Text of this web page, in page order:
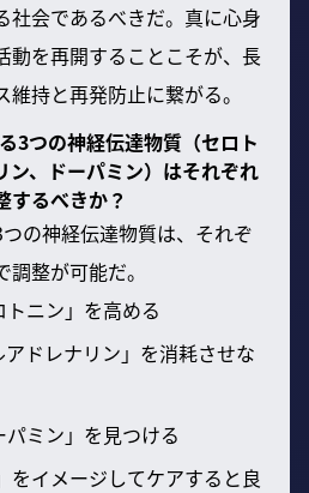
社会であるべきだ。真に心身
動を再開することこそが、長
持と再発防止に繋がる。
3つの神経伝達物質（セロト
ン、ドーパミン）はそれぞれ
するべきか？
の神経伝達物質は、それぞ
整が可能だ。
ニン」を高める
ドレナリン」を消耗させな
ミン」を見つける
をイメージしてケアすると良